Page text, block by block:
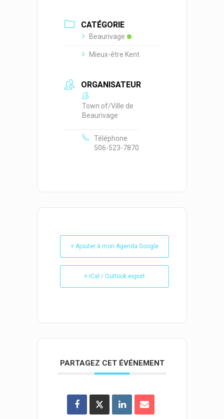
CATÉGORIE
Beaurivage
Mieux-être Kent
ORGANISATEUR
Town of/Ville de
Beaurivage
Téléphone
506-523-7870
+ Ajouter à mon Agenda Google
+ iCal / Outlook export
PARTAGEZ CET ÉVÉNEMENT